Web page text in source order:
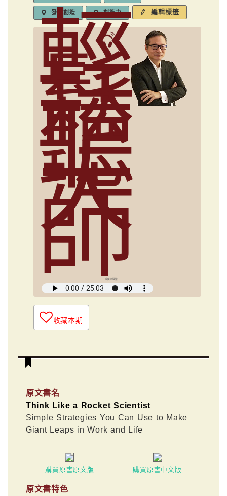
發明創造 創造力 編輯標籤
輕
鬆
聽
大
師
俞國定導讀
收藏本期
原文書名
Think Like a Rocket Scientist
Simple Strategies You Can Use to Make
Giant Leaps in Work and Life
購買原書原文版 購買原書中文版
原文書特色